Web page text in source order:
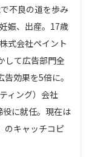
不良の道を歩み
娠、出産。17歳
式会社ペイント
して広告部門全
効果を5倍に。
ィング）会社
に就任。現在は
のキャッチコピ